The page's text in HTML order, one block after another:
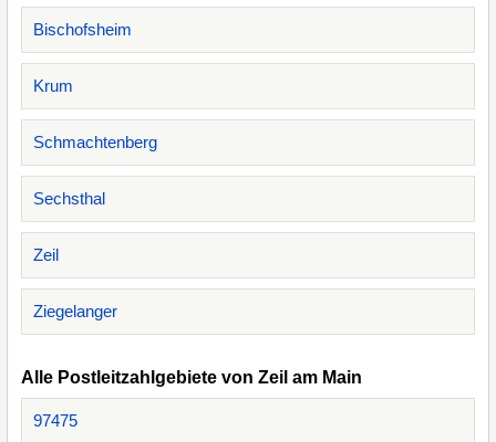
Bischofsheim
Krum
Schmachtenberg
Sechsthal
Zeil
Ziegelanger
Alle Postleitzahlgebiete von Zeil am Main
97475